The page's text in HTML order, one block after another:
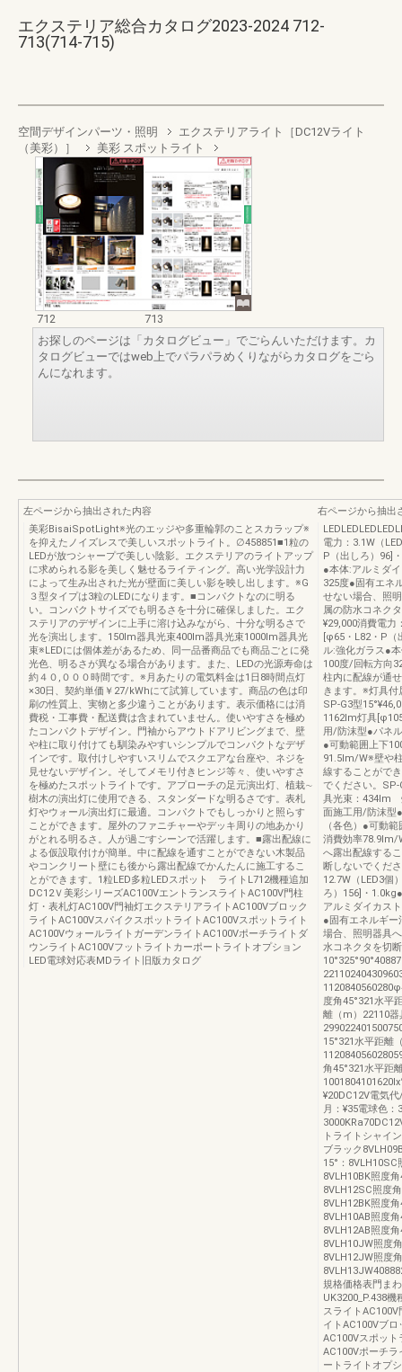
エクステリア総合カタログ2023-2024 712-
713(714-715)
空間デザインパーツ・照明
エクステリアライト［DC12Vライト
（美彩）］
美彩 スポットライト
712
713
お探しのページは「カタログビュー」でごらんいただけます。カ
タログビューではweb上でパラパラめくりながらカタログをごら
んになれます。
左ページから抽出された内容
美彩BisaiSpotLight※光のエッジや多重輪郭のことスカラップ※
を抑えたノイズレスで美しいスポットライト。∅458851■1粒の
LEDが放つシャープで美しい陰影。エクステリアのライトアップ
に求められる影を美しく魅せるライティング。高い光学設計力
によって生み出された光が壁面に美しい影を映し出します。※G
３型タイプは3粒のLEDになります。■コンパクトなのに明る
い。コンパクトサイズでも明るさを十分に確保しました。エク
ステリアのデザインに上手に溶け込みながら、十分な明るさで
光を演出します。150lm器具光束400lm器具光束1000lm器具光
束※LEDには個体差があるため、同一品番商品でも商品ごとに発
光色、明るさが異なる場合があります。また、LEDの光源寿命は
約４０,０００時間です。※月あたりの電気料金は1日8時間点灯
×30日、契約単価￥27/kWhにて試算しています。商品の色は印
刷の性質上、実物と多少違うことがあります。表示価格には消
費税・工事費・配送費は含まれていません。使いやすさを極め
たコンパクトデザイン。門袖からアウトドアリビングまで、壁
や柱に取り付けても馴染みやすいシンプルでコンパクトなデザ
インです。取付けしやすいスリムでスクエアな台座や、ネジを
見せないデザイン。そしてメモリ付きヒンジ等々、使いやすさ
を極めたスポットライトです。アプローチの足元演出灯、植栽∼
樹木の演出灯に使用できる、スタンダードな明るさです。表札
灯やウォール演出灯に最適。コンパクトでもしっかりと照らす
ことができます。屋外のファニチャーやデッキ周りの地あかり
がとれる明るさ。人が過ごすシーンで活躍します。■露出配線に
よる仮設取付けが簡単。中に配線を通すことができない木製品
やコンクリート壁にも後から露出配線でかんたんに施工するこ
とができます。1粒LED多粒LEDスポット ライトL712機種追加
DC12Ｖ美彩シリーズAC100VエントランスライトAC100V門柱
灯・表札灯AC100V門袖灯エクステリアライトAC100Vブロック
ライトAC100VスパイクスポットライトAC100Vスポットライト
AC100VウォールライトガーデンライトAC100Vポーチライトダ
ウンライトAC100Vフットライトカーポートライトオプション
LED電球対応表MDライト旧版カタログ
右ページから抽出
電力：3.1W（
P（出しろ）96]
●本体:アルミダ
325度●固有エネ
せない場合、照
属の防水コネク
¥29,000消費電力
[φ65・L82・P（
ル:強化ガラス●
100度/回転方向
柱内に配線が通
きます。※灯具付
SP-G3型
1162lm灯具
用/防沫型●パネ
●可動範囲上下
91.5lm/W※壁や
線することがで
でください。SP-
具光束：434lm
面施工用/防沫型
（各色）●可動
消費効率78.9lm/
へ露出配線する
断しないでくだ
12.7W（LED3個
ろ）156]・
アルミダイカス
●固有エネルギ
場合、照明器具
水コネクタを切
度角45°321水平
離（m）22110
15°321水平距離
角45°321水平距
¥20DC12V電気
月：¥35電球色
トライトシャイ
ブラック
15°：8VLH10SC
8VLH10BK照度
8VLH12SC照度
8VLH12BK照度
8VLH10AB照度
8VLH12AB照度
8VLH10JW照度
8VLH12JW照度
規格価格表門ま
UK3200_P.438
スライト
イトAC100Vブ
AC100Vスポッ
AC100Vポーチ
ートライトオプ